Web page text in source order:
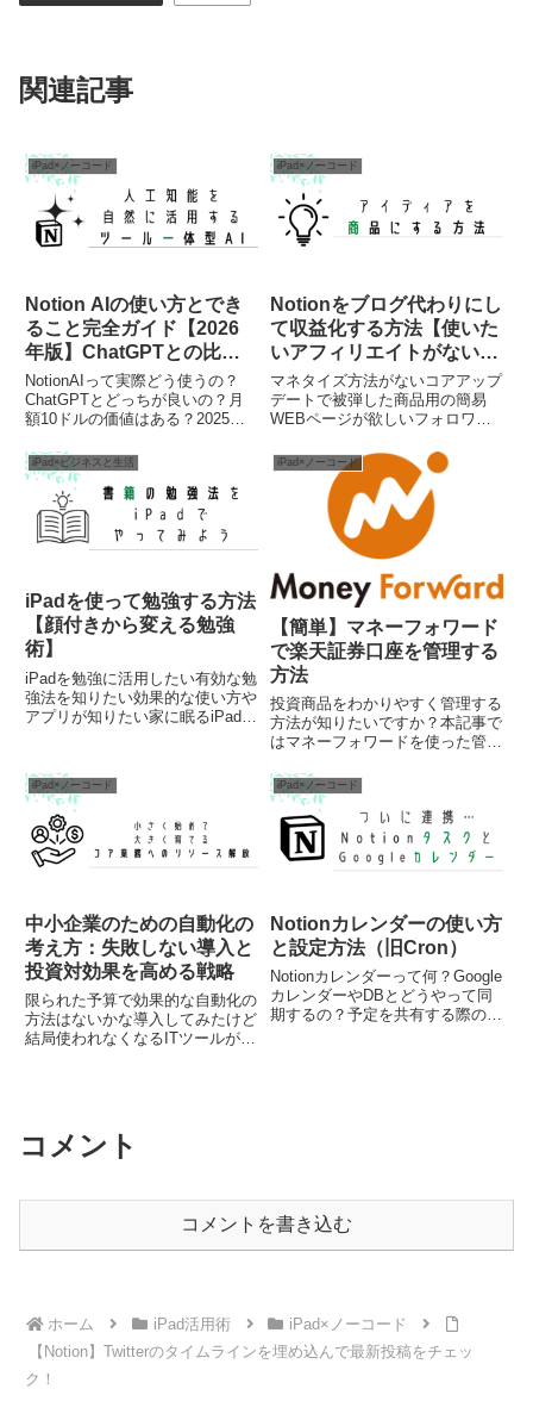
関連記事
iPad×ノーコード
Notion AIの使い方とでき
ること完全ガイド【2026
年版】ChatGPTとの比較
も解説
NotionAIって実際どう使うの？
ChatGPTとどっちが良いの？月
額10ドルの価値はある？2025年
多くのAIツールが登場していま
す。その中でも、特に注目を集め
ているのがNotion AIです。しか
し、C...
iPad×ノーコード
Notionをブログ代わりにし
て収益化する方法【使いた
いアフィリエイトがない人
必見】
マネタイズ方法がないコアアップ
デートで被弾した商品用の簡易
WEBページが欲しいフォロワー
い！インフルエンサーでなくて
も、自社商品があるのに販売ペー
ジがないやブログで視認性の高い
商品ページが欲しい場合がありま
iPad×ビジネスと生活
iPadを使って勉強する方法
【顔付きから変える勉強
術】
iPadを勉強に活用したい有効な勉
強法を知りたい効果的な使い方や
アプリが知りたい家に眠るiPad、
ると訪れる「もっとやることある
のでは？」という感覚。自分が学
生の頃に、資格試験を受け...
iPad×ノーコード
【簡単】マネーフォワード
で楽天証券口座を管理する
方法
投資商品をわかりやすく管理する
方法が知りたいですか？本記事で
はマネーフォワードを使った管理
する方法、また、マネーフォワー
ドでんきで得をする人の条件や、
楽天マネーサポートとの比較も紹
介しています。
iPad×ノーコード
中小企業のための自動化の
考え方：失敗しない導入と
投資対効果を高める戦略
限られた予算で効果的な自動化の
方法はないかな導入してみたけど
結局使われなくなるITツールが多
たリソースの中でどう進めるべ...
iPad×ノーコード
Notionカレンダーの使い方
と設定方法（旧Cron）
Notionカレンダーって何？Google
カレンダーやDBとどうやって同
期するの？予定を共有する際の注
コメント
コメントを書き込む
ホーム iPad活用術
iPad×ノーコード
【Notion】Twitterのタイムラインを埋め込んで最新投稿をチェッ
ク！